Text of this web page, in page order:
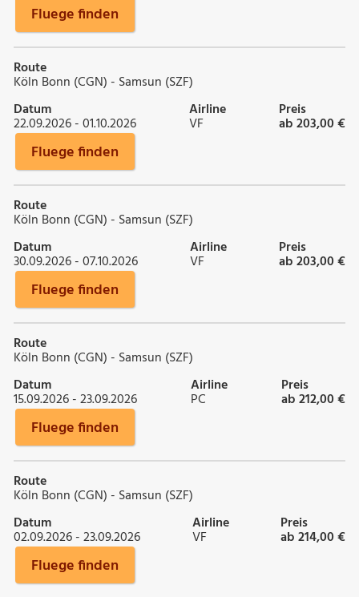
Fluege finden
Route
Köln Bonn (CGN) - Samsun (SZF)
Datum
22.09.2026 - 01.10.2026
Airline
VF
Preis
ab 203,00 €
Fluege finden
Route
Köln Bonn (CGN) - Samsun (SZF)
Datum
30.09.2026 - 07.10.2026
Airline
VF
Preis
ab 203,00 €
Fluege finden
Route
Köln Bonn (CGN) - Samsun (SZF)
Datum
15.09.2026 - 23.09.2026
Airline
PC
Preis
ab 212,00 €
Fluege finden
Route
Köln Bonn (CGN) - Samsun (SZF)
Datum
02.09.2026 - 23.09.2026
Airline
VF
Preis
ab 214,00 €
Fluege finden